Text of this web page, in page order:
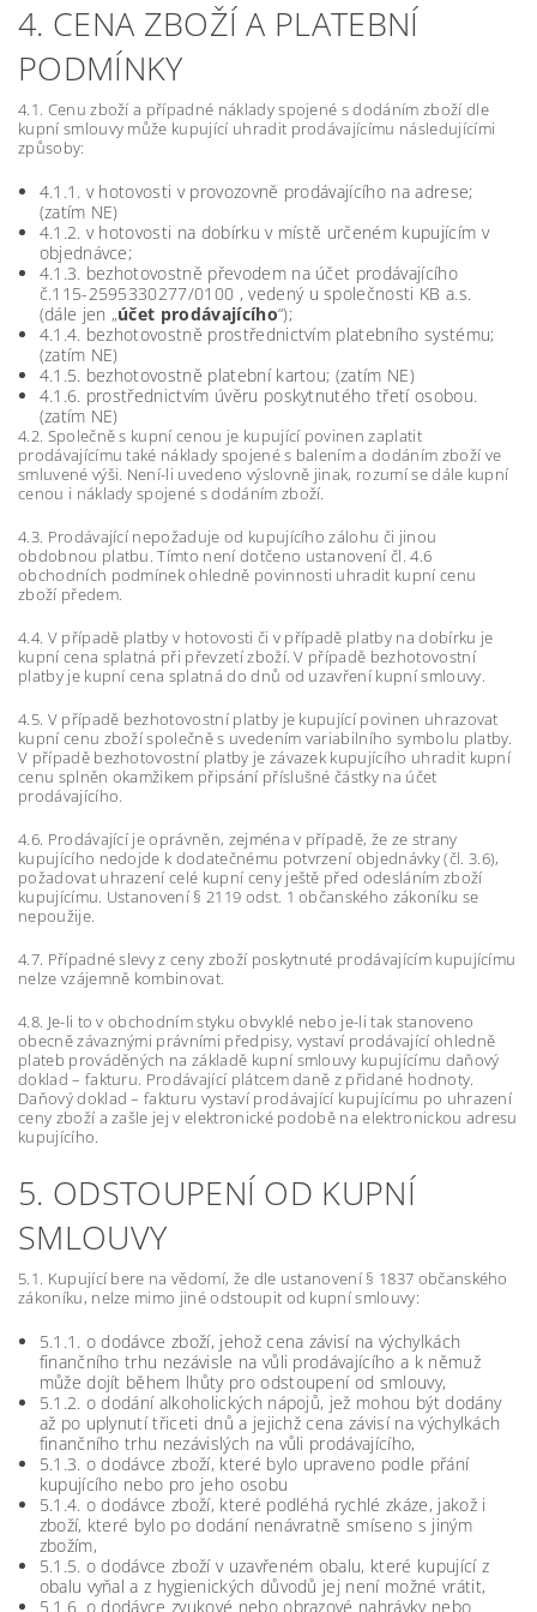
4. CENA ZBOŽÍ A PLATEBNÍ
PODMÍNKY
4.1. Cenu zboží a případné náklady spojené s dodáním zboží dle
kupní smlouvy může kupující uhradit prodávajícímu následujícími
způsoby:
4.1.1. v hotovosti v provozovně prodávajícího na adrese;
(zatím NE)
4.1.2. v hotovosti na dobírku v místě určeném kupujícím v
objednávce;
4.1.3. bezhotovostně převodem na účet prodávajícího
č.115-2595330277/0100 , vedený u společnosti KB a.s.
(dále jen „účet prodávajícího“);
4.1.4. bezhotovostně prostřednictvím platebního systému;
(zatím NE)
4.1.5. bezhotovostně platební kartou; (zatím NE)
4.1.6. prostřednictvím úvěru poskytnutého třetí osobou.
(zatím NE)
4.2. Společně s kupní cenou je kupující povinen zaplatit
prodávajícímu také náklady spojené s balením a dodáním zboží ve
smluvené výši. Není-li uvedeno výslovně jinak, rozumí se dále kupní
cenou i náklady spojené s dodáním zboží.
4.3. Prodávající nepožaduje od kupujícího zálohu či jinou
obdobnou platbu. Tímto není dotčeno ustanovení čl. 4.6
obchodních podmínek ohledně povinnosti uhradit kupní cenu
zboží předem.
4.4. V případě platby v hotovosti či v případě platby na dobírku je
kupní cena splatná při převzetí zboží. V případě bezhotovostní
platby je kupní cena splatná do dnů od uzavření kupní smlouvy.
4.5. V případě bezhotovostní platby je kupující povinen uhrazovat
kupní cenu zboží společně s uvedením variabilního symbolu platby.
V případě bezhotovostní platby je závazek kupujícího uhradit kupní
cenu splněn okamžikem připsání příslušné částky na účet
prodávajícího.
4.6. Prodávající je oprávněn, zejména v případě, že ze strany
kupujícího nedojde k dodatečnému potvrzení objednávky (čl. 3.6),
požadovat uhrazení celé kupní ceny ještě před odesláním zboží
kupujícímu. Ustanovení § 2119 odst. 1 občanského zákoníku se
nepoužije.
4.7. Případné slevy z ceny zboží poskytnuté prodávajícím kupujícímu
nelze vzájemně kombinovat.
4.8. Je-li to v obchodním styku obvyklé nebo je-li tak stanoveno
obecně závaznými právními předpisy, vystaví prodávající ohledně
plateb prováděných na základě kupní smlouvy kupujícímu daňový
doklad – fakturu. Prodávající plátcem daně z přidané hodnoty.
Daňový doklad – fakturu vystaví prodávající kupujícímu po uhrazení
ceny zboží a zašle jej v elektronické podobě na elektronickou adresu
kupujícího.
5. ODSTOUPENÍ OD KUPNÍ
SMLOUVY
5.1. Kupující bere na vědomí, že dle ustanovení § 1837 občanského
zákoníku, nelze mimo jiné odstoupit od kupní smlouvy:
5.1.1. o dodávce zboží, jehož cena závisí na výchylkách
finančního trhu nezávisle na vůli prodávajícího a k němuž
může dojít během lhůty pro odstoupení od smlouvy,
5.1.2. o dodání alkoholických nápojů, jež mohou být dodány
až po uplynutí třiceti dnů a jejichž cena závisí na výchylkách
finančního trhu nezávislých na vůli prodávajícího,
5.1.3. o dodávce zboží, které bylo upraveno podle přání
kupujícího nebo pro jeho osobu
5.1.4. o dodávce zboží, které podléhá rychlé zkáze, jakož i
zboží, které bylo po dodání nenávratně smíseno s jiným
zbožím,
5.1.5. o dodávce zboží v uzavřeném obalu, které kupující z
obalu vyňal a z hygienických důvodů jej není možné vrátit,
5.1.6. o dodávce zvukové nebo obrazové nahrávky nebo